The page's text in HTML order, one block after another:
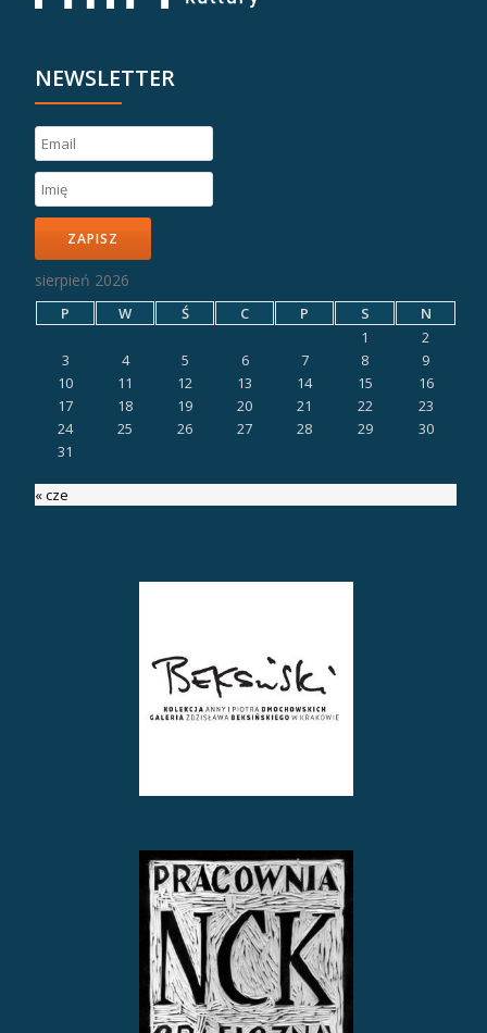
NEWSLETTER
ZAPISZ
sierpień 2026
P W Ś C P S
N
1
2
3
4 5 6 7 8
9
10
11 12 13 14 15
16
17
18 19 20 21 22
23
24
25 26 27 28 29
30
31
« cze